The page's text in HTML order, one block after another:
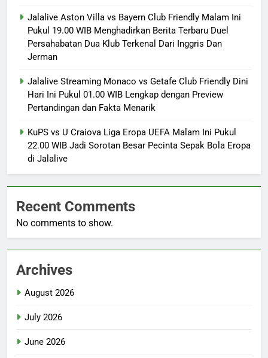
Jalalive Aston Villa vs Bayern Club Friendly Malam Ini
Pukul 19.00 WIB Menghadirkan Berita Terbaru Duel
Persahabatan Dua Klub Terkenal Dari Inggris Dan
Jerman
Jalalive Streaming Monaco vs Getafe Club Friendly Dini
Hari Ini Pukul 01.00 WIB Lengkap dengan Preview
Pertandingan dan Fakta Menarik
KuPS vs U Craiova Liga Eropa UEFA Malam Ini Pukul
22.00 WIB Jadi Sorotan Besar Pecinta Sepak Bola Eropa
di Jalalive
Recent Comments
No comments to show.
Archives
August 2026
July 2026
June 2026